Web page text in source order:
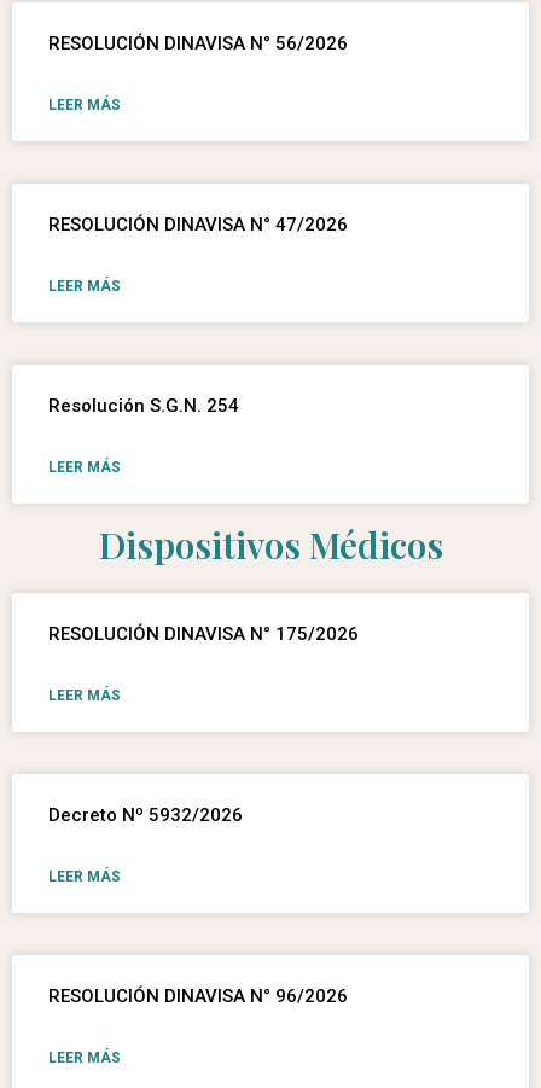
RESOLUCIÓN DINAVISA N° 56/2026
LEER MÁS
RESOLUCIÓN DINAVISA N° 47/2026
LEER MÁS
Resolución S.G.N. 254
LEER MÁS
Dispositivos Médicos
RESOLUCIÓN DINAVISA N° 175/2026
LEER MÁS
Decreto Nº 5932/2026
LEER MÁS
RESOLUCIÓN DINAVISA N° 96/2026
LEER MÁS